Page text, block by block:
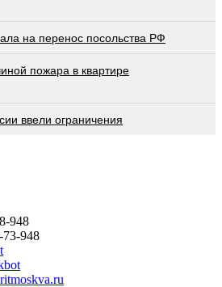
на перенос посольства РФ
пожара в квартире
ввели ограничения
948
73-948